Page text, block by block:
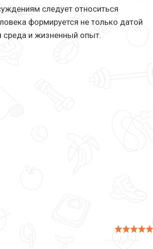
следует относиться
формируется не только датой
среда и жизненный опыт.